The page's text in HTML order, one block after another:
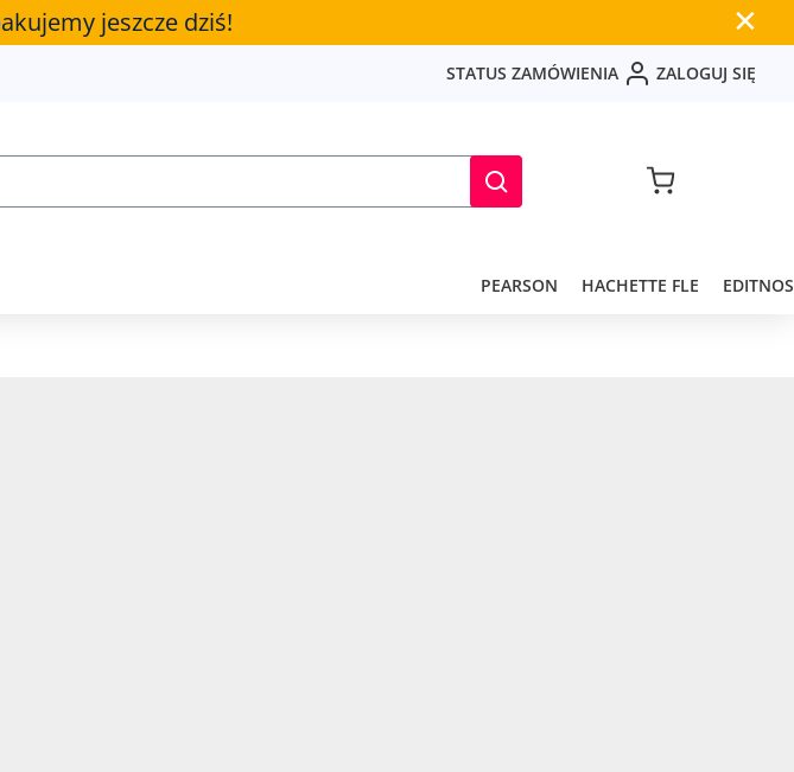
jeszcze dziś! ✕
STATUS ZAMÓWIENIA ZALOGUJ SIĘ
PEARSON HACHETTE FLE EDITNOS